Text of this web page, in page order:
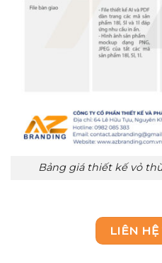
Bảng giá thiết kế vỏ
LIÊN